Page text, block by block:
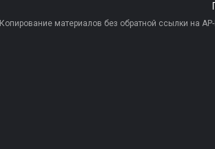
Копирование материалов без обратной ссылки на